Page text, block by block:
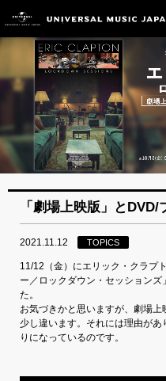
「劇場上映版」とDVD/
2021.11.12 TOPICS
11/12（金）にエリック・クラプ
ー／ロックダウン・セッション
た。
お気づきかと思いますが、劇場
少し違います。それには理由が
りになっているのです。